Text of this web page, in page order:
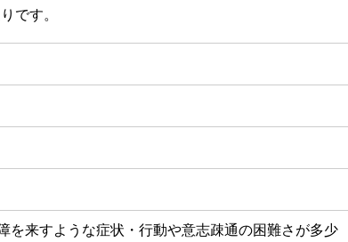
です。
を来すような症状・行動や意志疎通の困難さが多少